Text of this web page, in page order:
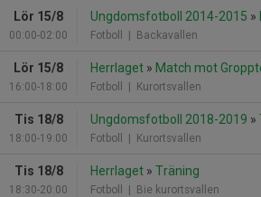
Lör 15/8
00:00-02:00
Ungdomsfotboll 2014-2015 »
Fotboll | Backavallen
Lör 15/8
16:00-18:00
Herrlaget » Match mot
Fotboll | Kurortsvallen
Tis 18/8
18:00-19:00
Ungdomsfotboll 2018-2019 »
Fotboll | Kurortsvallen
Tis 18/8
18:30-20:00
Herrlaget » Träning
Fotboll | Bie kurortsvallen